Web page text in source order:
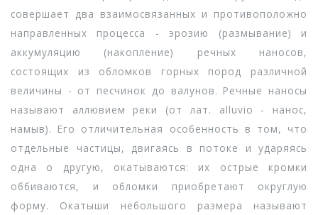
совершает два взаимосвязанных и противоположно
направленных процесса - эрозию (размывание) и
аккумуляцию (накопление) речных наносов,
состоящих из обломков горных пород различной
величины - от песчинок до валунов. Речные наносы
называют аллювием реки (от лат. alluvio - нанос,
намыв). Его отличительная особенность в том, что
отдельные частицы, двигаясь в потоке и ударяясь
одна о другую, окатываются: их острые кромки
оббиваются, и обломки приобретают округлую
форму. Окатыши небольшого размера называют